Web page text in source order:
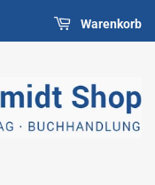
Warenkorb